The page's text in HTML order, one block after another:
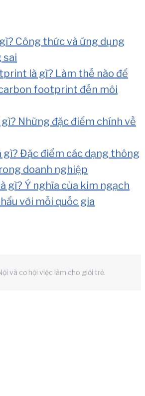
Công thức và ứng dụng
sai
là gì? Làm thế nào để
footprint đến môi
gì? Những đặc điểm chính về
gì? Đặc điểm các dạng thông
doanh nghiệp
gì? Ý nghĩa của kim ngạch
với mỗi quốc gia
và cơ hội việc làm cho giới trẻ.